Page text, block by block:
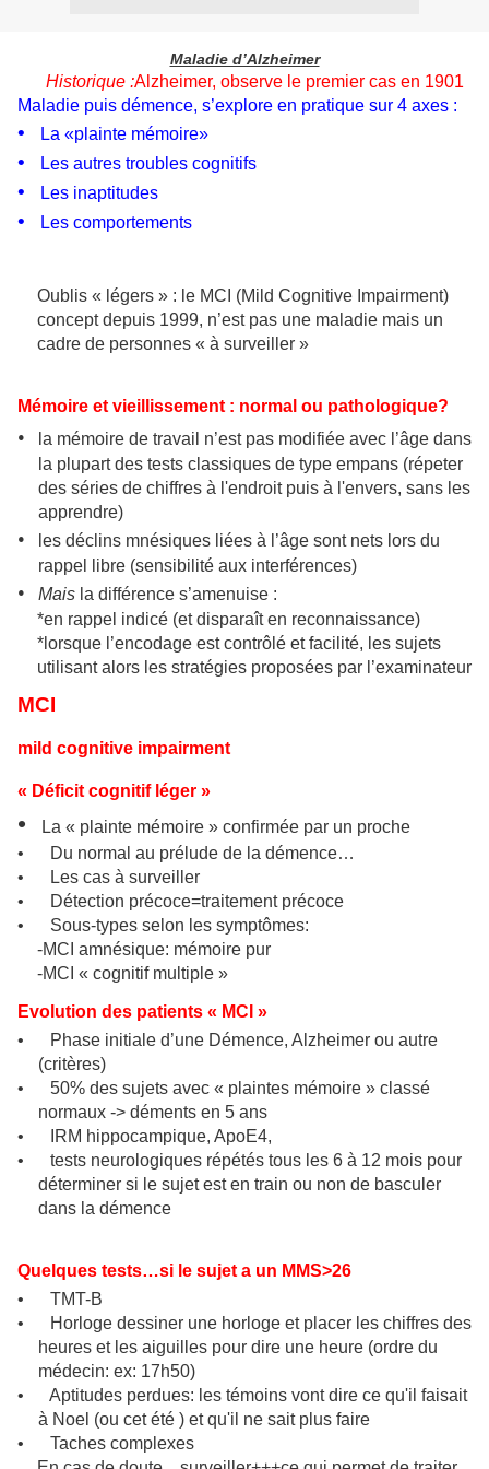
Maladie d’Alzheimer
Historique :Alzheimer, observe le premier cas en 1901
Maladie puis démence, s’explore en pratique sur 4 axes :
• La «plainte mémoire»
• Les autres troubles cognitifs
• Les inaptitudes
• Les comportements
Oublis « légers » : le MCI (Mild Cognitive Impairment)
concept depuis 1999, n’est pas une maladie mais un
cadre de personnes « à surveiller »
Mémoire et vieillissement : normal ou pathologique?
•
la mémoire de travail n’est pas modifiée avec l’âge dans
la plupart des tests classiques de type empans (répeter
des séries de chiffres à l'endroit puis à l'envers, sans les
apprendre)
•
les déclins mnésiques liées à l’âge sont nets lors du
rappel libre (sensibilité aux interférences)
• Mais la différence s’amenuise :
*en rappel indicé (et disparaît en reconnaissance)
*lorsque l’encodage est contrôlé et facilité, les sujets
utilisant alors les stratégies proposées par l’examinateur
MCI
mild cognitive impairment
« Déficit cognitif léger »
• La « plainte mémoire » confirmée par un proche
•
Du normal au prélude de la démence…
•
Les cas à surveiller
•
Détection précoce=traitement précoce
•
Sous-types selon les symptômes:
-MCI amnésique: mémoire pur
-MCI « cognitif multiple »
Evolution des patients « MCI »
•
Phase initiale d’une Démence, Alzheimer ou autre
(critères)
•
50% des sujets avec « plaintes mémoire » classé
normaux -> déments en 5 ans
•
IRM hippocampique, ApoE4,
•
tests neurologiques répétés tous les 6 à 12 mois pour
déterminer si le sujet est en train ou non de basculer
dans la démence
Quelques tests…si le sujet a un MMS>26
•
TMT-B
•
Horloge dessiner une horloge et placer les chiffres des
heures et les aiguilles pour dire une heure (ordre du
médecin: ex: 17h50)
•
Aptitudes perdues: les témoins vont dire ce qu'il faisait
à Noel (ou cet été ) et qu'il ne sait plus faire
•
Taches complexes